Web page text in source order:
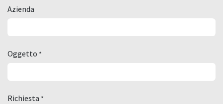
Azienda
Oggetto *
Richiesta *